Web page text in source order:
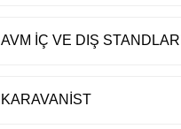
AVM İÇ VE DIŞ STANDLARI
KARAVANİST